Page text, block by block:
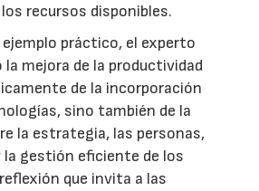
recursos disponibles.
práctico, el experto
mejora de la productividad
de la incorporación
sino también de la
la estrategia, las personas,
la gestión eficiente de los
que invita a las